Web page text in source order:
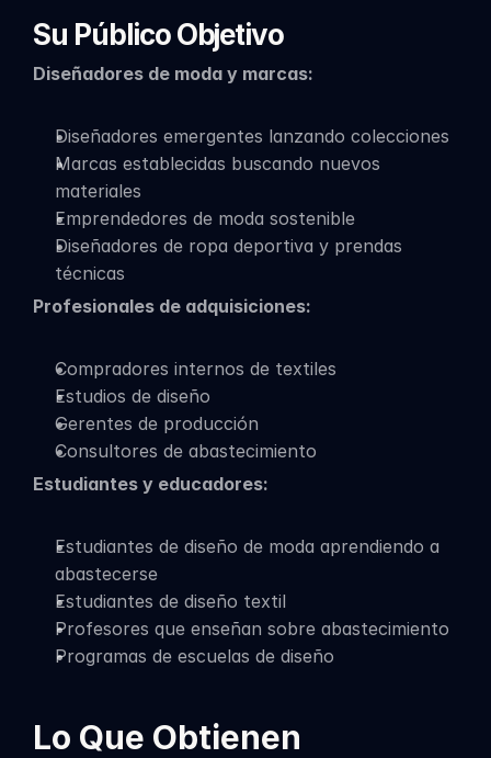
Su Público Objetivo
Diseñadores de moda y marcas:
Diseñadores emergentes lanzando colecciones
Marcas establecidas buscando nuevos
materiales
Emprendedores de moda sostenible
Diseñadores de ropa deportiva y prendas
técnicas
Profesionales de adquisiciones:
Compradores internos de textiles
Estudios de diseño
Gerentes de producción
Consultores de abastecimiento
Estudiantes y educadores:
Estudiantes de diseño de moda aprendiendo a
abastecerse
Estudiantes de diseño textil
Profesores que enseñan sobre abastecimiento
Programas de escuelas de diseño
Lo Que Obtienen